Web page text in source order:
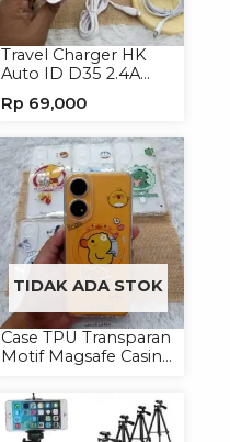
Travel Charger HK
Auto ID D35 2.4A
Rp 69,000
TIDAK ADA STOK
Case TPU Transparan
Motif Magsafe Casing
Softcase